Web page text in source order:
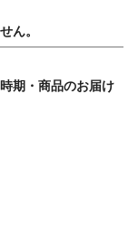
ん。
期・商品のお届け